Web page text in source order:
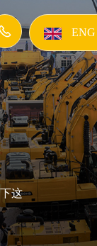
ENG
JPN
KOR
这